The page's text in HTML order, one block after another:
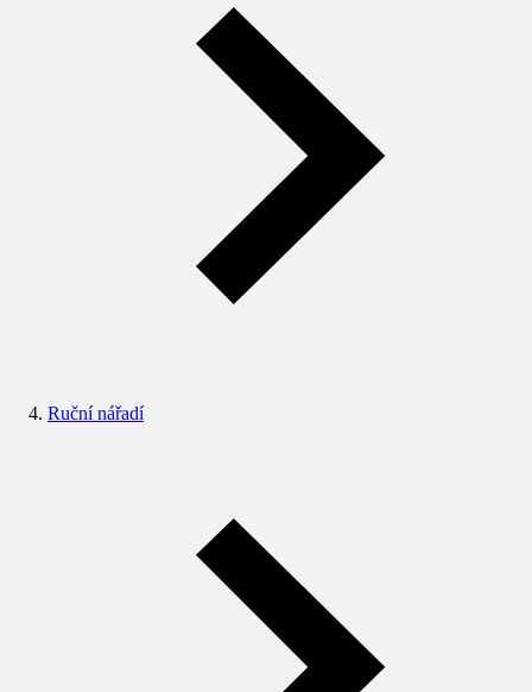
Ruční nářadí